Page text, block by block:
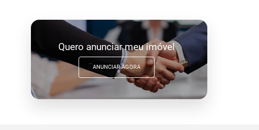
Quero anunciar meu imóvel
ANUNCIAR AGORA